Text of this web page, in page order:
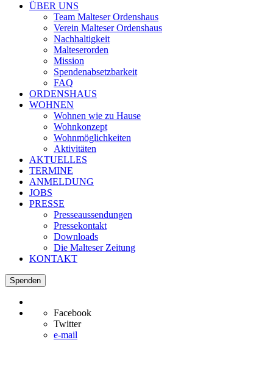
ÜBER UNS
Team Malteser Ordenshaus
Verein Malteser Ordenshaus
Nachhaltigkeit
Malteserorden
Mission
Spendenabsetzbarkeit
FAQ
ORDENSHAUS
WOHNEN
Wohnen wie zu Hause
Wohnkonzept
Wohnmöglichkeiten
Aktivitäten
AKTUELLES
TERMINE
ANMELDUNG
JOBS
PRESSE
Presseaussendungen
Pressekontakt
Downloads
Die Malteser Zeitung
KONTAKT
Spenden
Facebook
Twitter
e-mail